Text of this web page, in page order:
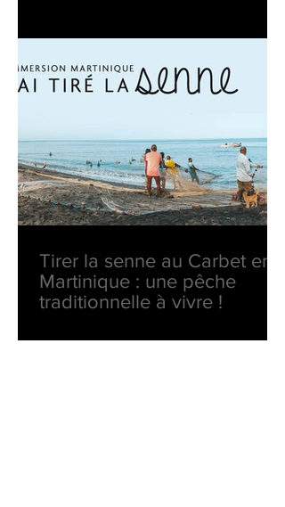
Tirer la senne au Carbet en
Martinique : une pêche
traditionnelle à vivre !